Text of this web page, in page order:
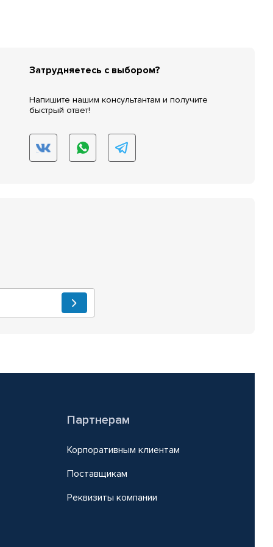
Затрудняетесь с выбором?
Напишите нашим консультантам и получите
быстрый ответ!
Партнерам
Корпоративным клиентам
Поставщикам
Реквизиты компании